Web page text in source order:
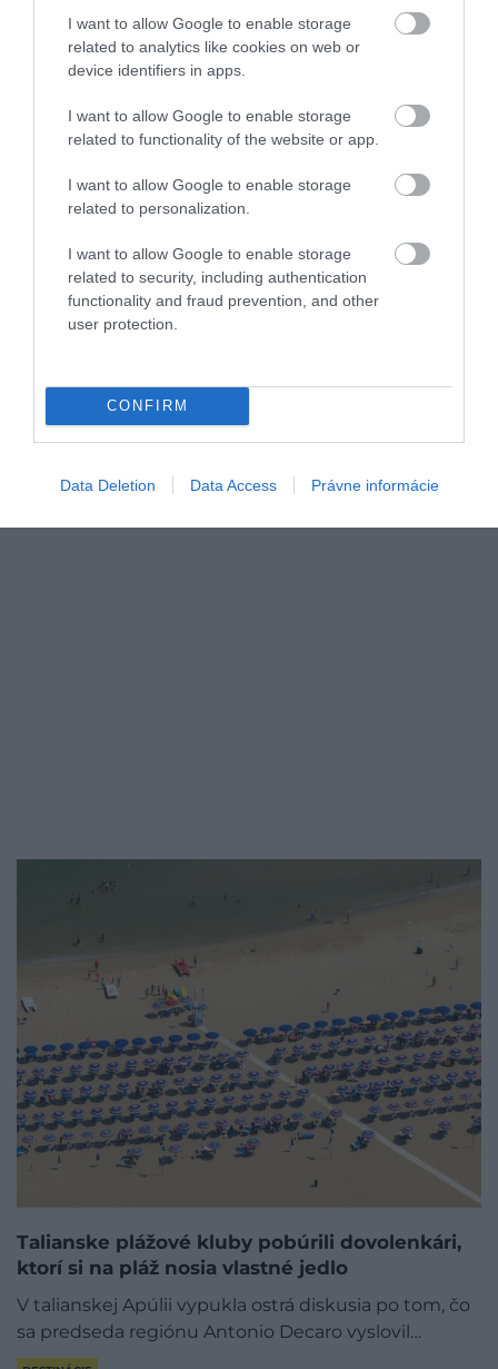
I want to allow Google to enable storage
related to analytics like cookies on web or
device identifiers in apps.
I want to allow Google to enable storage
related to functionality of the website or app.
I want to allow Google to enable storage
related to personalization.
I want to allow Google to enable storage
related to security, including authentication
functionality and fraud prevention, and other
user protection.
CONFIRM
Data Deletion Data Access Právne informácie
Čomu sa vyhnúť v talianskej reštaurácii? Toto
Taliani berú gastronómiu veľmi vážne a stolovanie je
pre nich dôležitou súčasťou každodenného…
Talianske plážové kluby pobúrili dovolenkári,
ktorí si na pláž nosia vlastné jedlo
V talianskej Apúlii vypukla ostrá diskusia po tom, čo
sa predseda regiónu Antonio Decaro vyslovil…